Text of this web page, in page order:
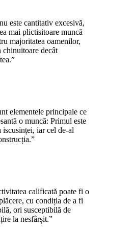
este cantitativ excesivă,
mai plictisitoare muncă
majoritatea oamenilor,
chinuitoare decât
elementele principale ce
o muncă: Primul este
iscusinței, iar cel de-al
calificată poate fi o
cu condiția de a fi
ori susceptibilă de
la nesfârșit.”